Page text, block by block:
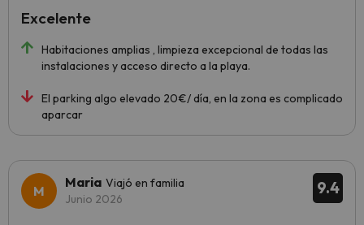
Habitaciones amplias , limpieza excepcional de todas las
instalaciones y acceso directo a la playa.
El parking algo elevado 20€/ día, en la zona es complicado
aparcar
Excelente
9.4
Maria Viajó en familia
Junio 2026